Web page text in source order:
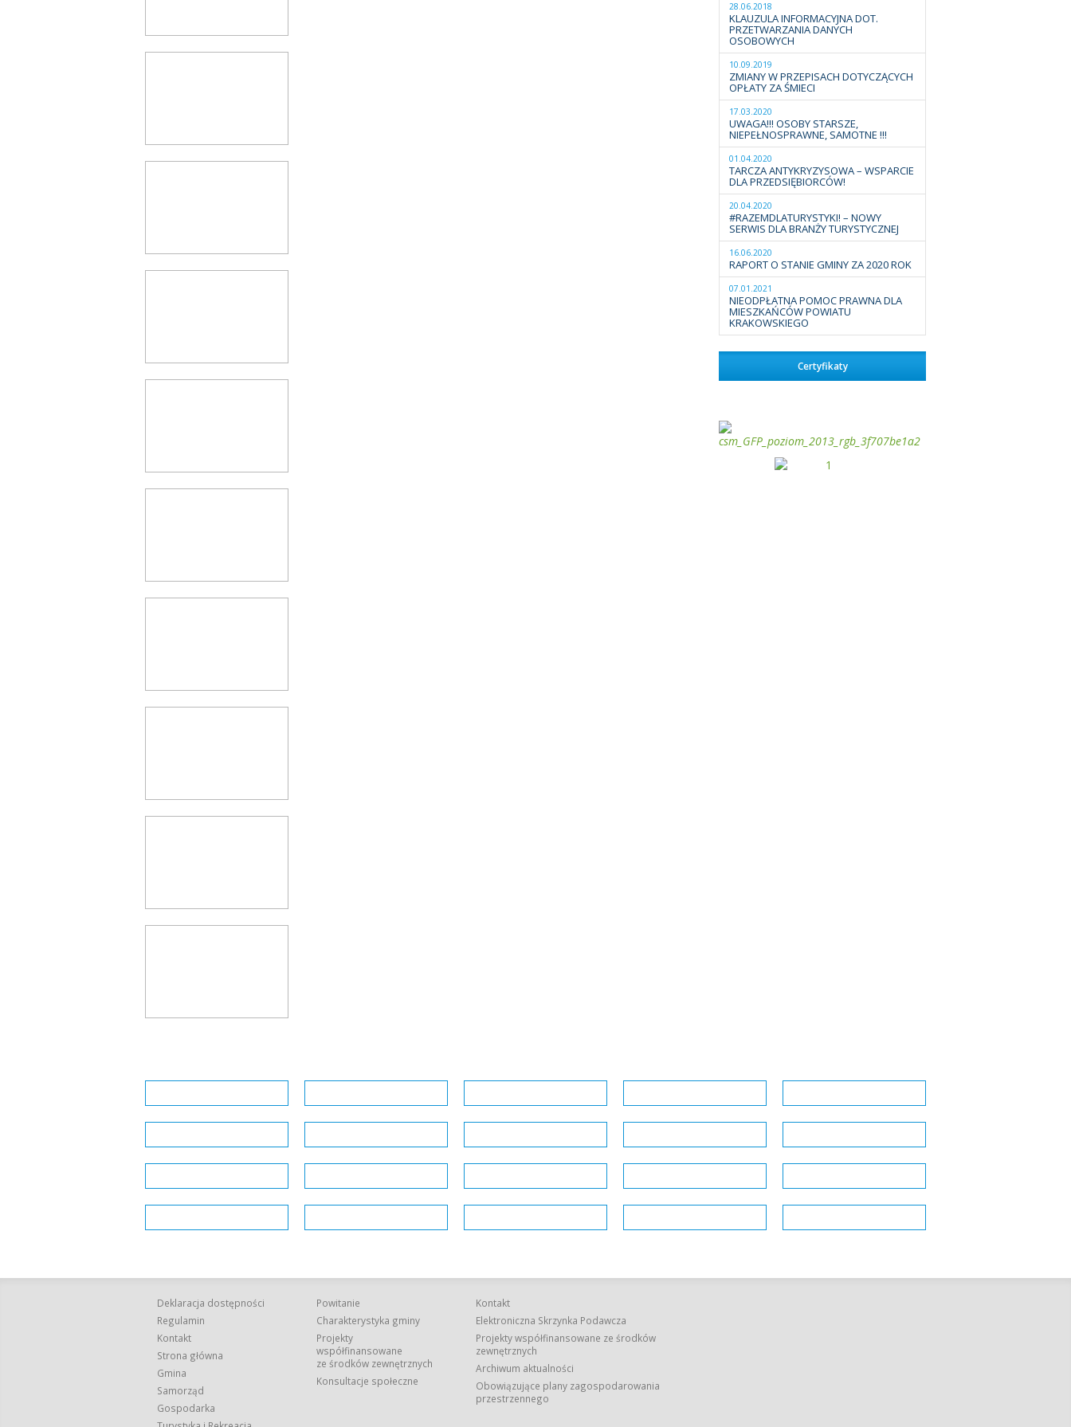
28.06.2018
KLAUZULA INFORMACYJNA DOT.
PRZETWARZANIA DANYCH
OSOBOWYCH
10.09.2019
ZMIANY W PRZEPISACH DOTYCZĄCYCH
OPŁATY ZA ŚMIECI
17.03.2020
UWAGA!!! OSOBY STARSZE,
NIEPEŁNOSPRAWNE, SAMOTNE !!!
01.04.2020
TARCZA ANTYKRYZYSOWA – WSPARCIE
DLA PRZEDSIĘBIORCÓW!
20.04.2020
#RAZEMDLATURYSTYKI! – NOWY
SERWIS DLA BRANŻY TURYSTYCZNEJ
16.06.2020
RAPORT O STANIE GMINY ZA 2020 ROK
07.01.2021
NIEODPŁATNA POMOC PRAWNA DLA
MIESZKAŃCÓW POWIATU
KRAKOWSKIEGO
Certyfikaty
займ на карту
Deklaracja dostępności
Regulamin
Kontakt
Strona główna
Gmina
Samorząd
Gospodarka
Powitanie
Charakterystyka gminy
Projekty
współfinansowane
ze środków zewnętrznych
Konsultacje społeczne
Kontakt
Elektroniczna Skrzynka Podawcza
Projekty współfinansowane ze środków
zewnętrznych
Archiwum aktualności
Obowiązujące plany zagospodarowania
przestrzennego